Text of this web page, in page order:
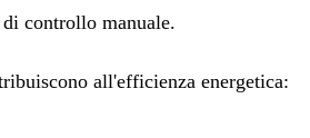
controllo manuale.
all'efficienza energetica: